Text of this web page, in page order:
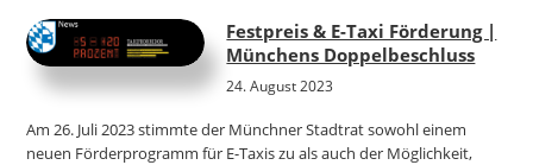
Festpreis & E-Taxi Förderung |
Münchens Doppelbeschluss
24. August 2023
Am 26. Juli 2023 stimmte der Münchner Stadtrat sowohl einem
neuen Förderprogramm für E-Taxis zu als auch der Möglichkeit,